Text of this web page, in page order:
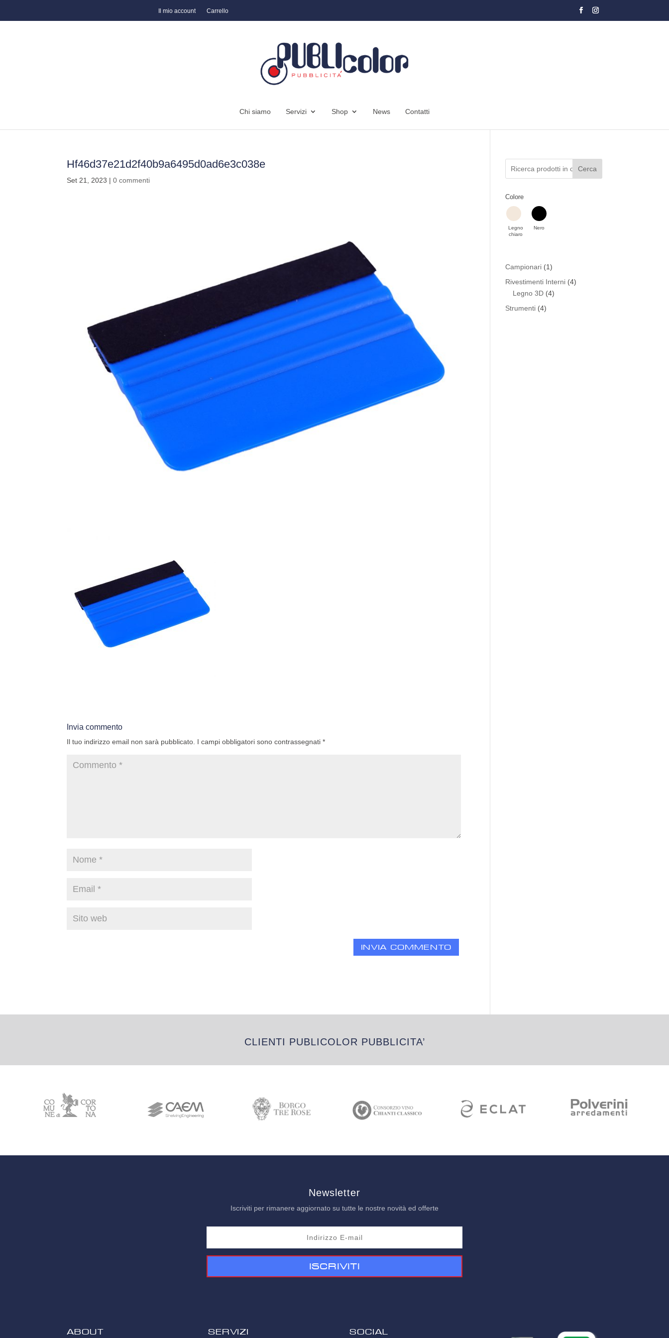
Il mio account Carrello
Chi siamo Servizi Shop News Contatti
Hf46d37e21d2f40b9a6495d0ad6e3c038e
Set 21, 2023 |0 commenti
Invia commento
Il tuo indirizzo email non sarà pubblicato. I campi obbligatori sono contrassegnati*
Cerca
Colore
Legno
chiaro
Nero
Campionari 11
prodotto
Rivestimenti Interni 44
Legno 3D 44
Strumenti 44
CLIENTI PUBLICOLOR PUBBLICITA’
Newsletter
Iscriviti per rimanere aggiornato su tutte le nostre novità ed offerte
Iscriviti
ABOUT Servizi SOCIAL